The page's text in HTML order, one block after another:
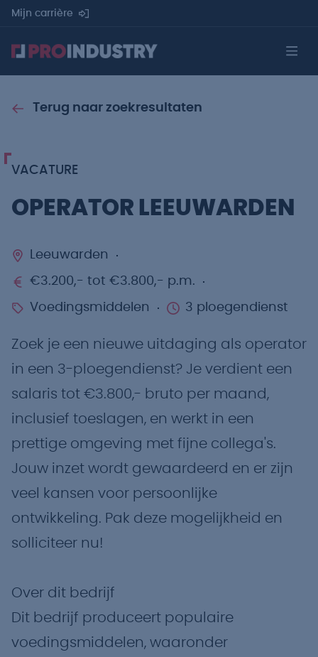
Mijn carrière
Terug naar zoekresultaten
VACATURE
OPERATOR LEEUWARDEN
Leeuwarden
€3.200,- tot €3.800,- p.m.
Voedingsmiddelen 3 ploegendienst
Zoek je een nieuwe uitdaging als operator
in een 3-ploegendienst? Je verdient een
salaris tot €3.800,- bruto per maand,
inclusief toeslagen, en werkt in een
prettige omgeving met fijne collega's.
Jouw inzet wordt gewaardeerd en er zijn
veel kansen voor persoonlijke
ontwikkeling. Pak deze mogelijkheid en
solliciteer nu!
Over dit bedrijf
Dit bedrijf produceert populaire
voedingsmiddelen, waaronder